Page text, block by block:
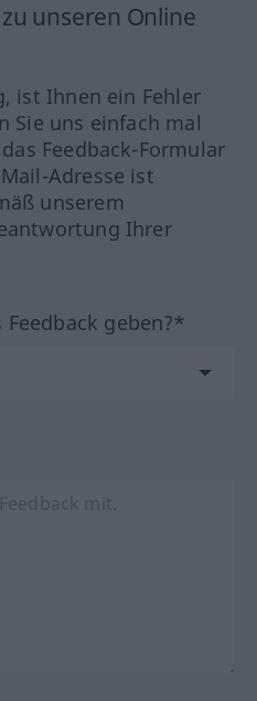
unseren Online
ist Ihnen ein Fehler
Sie uns einfach mal
Feedback-Formular
Adresse ist
unserem
Ihrer
geben?*